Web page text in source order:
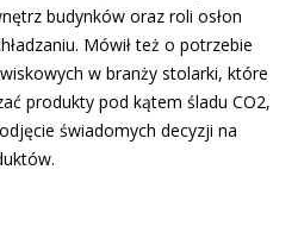
budynków oraz roli osłon
Mówił też o potrzebie
w branży stolarki, które
produkty pod kątem śladu CO2,
świadomych decyzji na